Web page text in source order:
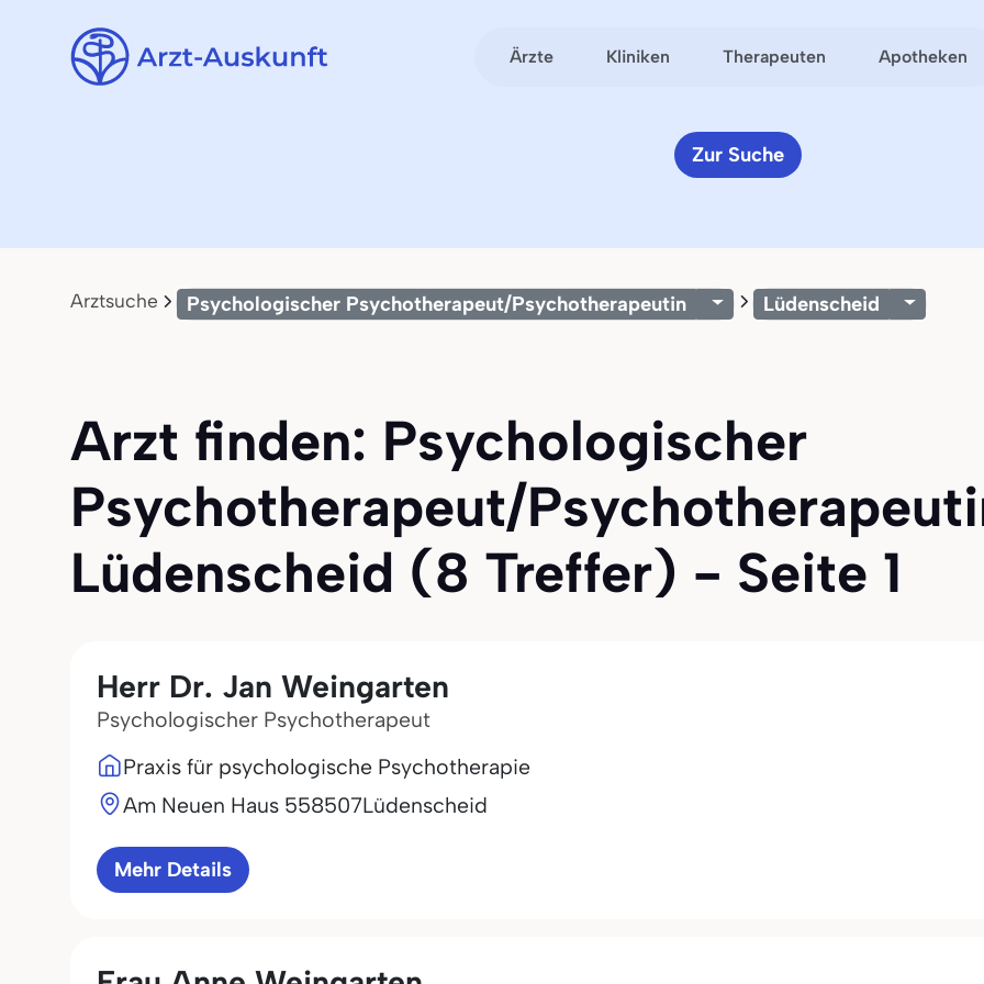
Ärzte Kliniken Therapeuten Apotheken
Zur Suche
Arztsuche Psychologischer Psychotherapeut/Psychotherapeutin Lüdenscheid
Arzt finden: Psychologischer
Psychotherapeut/
Lüdenscheid (8 Treffer) - Seite 1
Herr Dr. Jan Weingarten
Psychologischer Psychotherapeut
Praxis für psychologische Psychotherapie
Am Neuen Haus 558507Lüdenscheid
Mehr Details